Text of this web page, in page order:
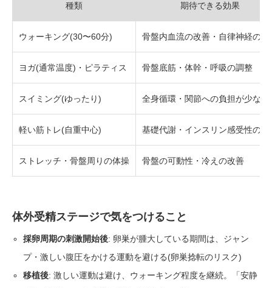
種類 期待できる効果
ウォーキング(30〜60分) 骨盤内血流の改善・自律神経の調
ヨガ(通常温度)・ピラティス 骨盤底筋・体幹・呼吸の調整
スイミング(ゆったり) 全身循環・関節への負担が少ない
軽い筋トレ(自重中心) 基礎代謝・インスリン感受性の改
ストレッチ・骨盤周りの体操 骨盤の可動性・冷えの改善
体外受精ステージで気をつけること
採卵周期の刺激開始後: 卵巣が腫大している期間は、ジャン
プ・激しい腹圧をかける運動を避ける(卵巣捻転のリスク)
移植後: 激しい運動は避け、ウォーキング程度を継続。「安静